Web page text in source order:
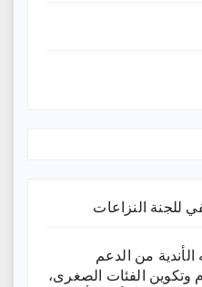
للجنة النزاعات
من الدعم
وتكوين الفئات الصغرى،